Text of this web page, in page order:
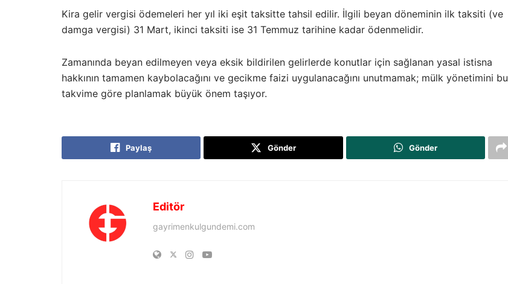
Kira gelir vergisi ödemeleri her yıl iki eşit taksitte tahsil edilir. İlgili beyan döneminin ilk taksiti (ve
damga vergisi) 31 Mart, ikinci taksiti ise 31 Temmuz tarihine kadar ödenmelidir.
Zamanında beyan edilmeyen veya eksik bildirilen gelirlerde konutlar için sağlanan yasal istisna
hakkının tamamen kaybolacağını ve gecikme faizi uygulanacağını unutmamak; mülk yönetimini bu
takvime göre planlamak büyük önem taşıyor.
Paylaş Gönder Gönder
Editör
gayrimenkulgundemi.com